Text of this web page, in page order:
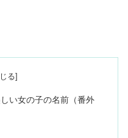
い女の子の名前（番外